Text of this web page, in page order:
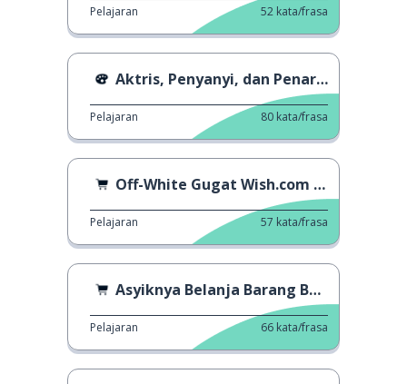
Pelajaran 52 kata/frasa
Aktris, Penyanyi, dan Penari Teater Musikal
Pelajaran 80 kata/frasa
Off-White Gugat Wish.com Jutaan Dolar
Pelajaran 57 kata/frasa
Asyiknya Belanja Barang Bekas
Pelajaran 66 kata/frasa